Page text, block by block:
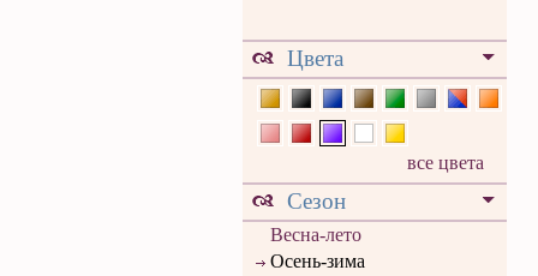
Цвета
все цвета
Сезон
Весна-лето
Осень-зима